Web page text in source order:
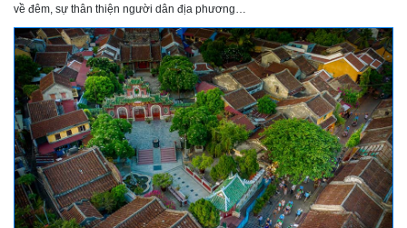
về đêm, sự thân thiện người dân địa phương…